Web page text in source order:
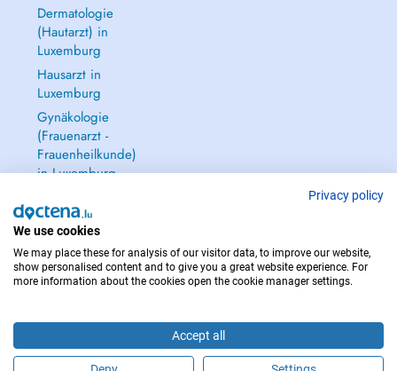
Dermatologie
(Hautarzt) in
Luxemburg
Hausarzt in
Luxemburg
Gynäkologie
(Frauenarzt -
Frauenheilkunde)
in Luxemburg
IM NOTFALL WENDEN SIE SICH AN : 112
Privacy policy
We use cookies
We may place these for analysis of our visitor data, to improve our website,
show personalised content and to give you a great website experience. For
more information about the cookies open the cookie manager settings.
Accept all